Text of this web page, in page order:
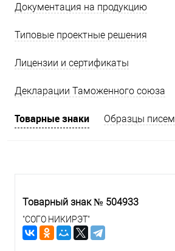
Документация на продукцию
Типовые проектные решения
Лицензии и сертификаты
Декларации Таможенного союза
Товарные знаки Образцы писем
Товарный знак № 504933
"СОГО НИКИРЭТ"